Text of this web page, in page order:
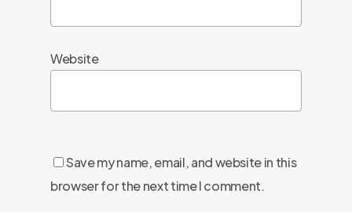
Website
Save my name, email, and website in this
browser for the next time I comment.